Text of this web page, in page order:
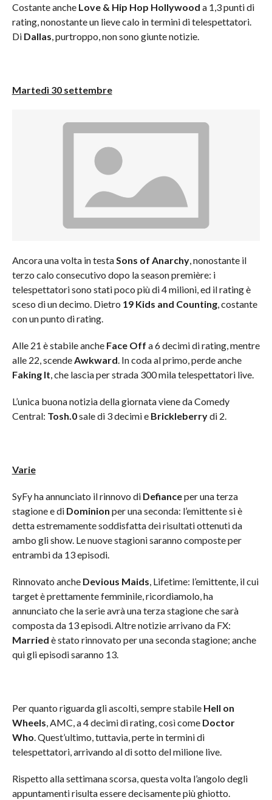
Costante anche Love & Hip Hop Hollywood a 1,3 punti di
rating, nonostante un lieve calo in termini di telespettatori.
Di Dallas , purtroppo, non sono giunte notizie.
Martedì 30 settembre
Ancora una volta in testaSons of Anarchy, nonostante il
terzo calo consecutivo dopo la season première: i
telespettatori sono stati poco più di 4 milioni, ed il rating è
sceso di un decimo. Dietro 19 Kids and Counting, costante
con un punto di rating.
Alle 21 è stabile anche Face Off a 6 decimi di rating, mentre
alle 22, scendeAwkward. In coda al primo, perde anche
Faking It, che lascia per strada 300 mila telespettatori live.
L’unica buona notizia della giornata viene da Comedy
Central: Tosh.0sale di 3 decimi e Brickleberrydi 2.
Varie
SyFy ha annunciato il rinnovo di Defianceper una terza
stagione e di Dominion per una seconda: l’emittente si è
detta estremamente soddisfatta dei risultati ottenuti da
ambo gli show. Le nuove stagioni saranno composte per
entrambi da 13 episodi.
Rinnovato anche Devious Maids, Lifetime: l’emittente, il cui
target è prettamente femminile, ricordiamolo, ha
annunciato che la serie avrà una terza stagione che sarà
composta da 13 episodi. Altre notizie arrivano da FX:
Married è stato rinnovato per una seconda stagione; anche
qui gli episodi saranno 13.
Per quanto riguarda gli ascolti, sempre stabile Hell on
Wheels, AMC, a 4 decimi di rating, così come Doctor
Who. Quest’ultimo, tuttavia, perte in termini di
telespettatori, arrivando al di sotto del milione live.
Rispetto alla settimana scorsa, questa volta l’angolo degli
appuntamenti risulta essere decisamente più ghiotto.